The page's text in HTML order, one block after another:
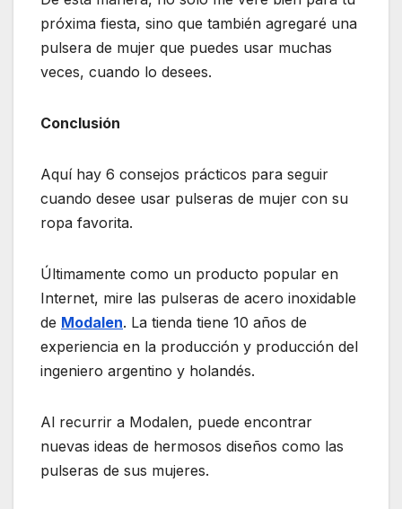
próxima fiesta, sino que también agregaré una
pulsera de mujer que puedes usar muchas
veces, cuando lo desees.
Conclusión
Aquí hay 6 consejos prácticos para seguir
cuando desee usar pulseras de mujer con su
ropa favorita.
Últimamente como un producto popular en
Internet, mire las pulseras de acero inoxidable
de Modalen. La tienda tiene 10 años de
experiencia en la producción y producción del
ingeniero argentino y holandés.
Al recurrir a Modalen, puede encontrar
nuevas ideas de hermosos diseños como las
pulseras de sus mujeres.